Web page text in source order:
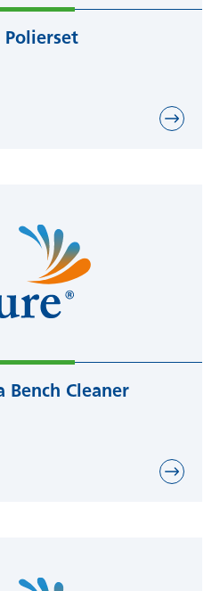
Polierset
Bench Cleaner